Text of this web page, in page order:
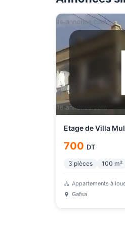
Etage de Villa
700 DT
3 pièces 100 m²
Appartements à
Gafsa